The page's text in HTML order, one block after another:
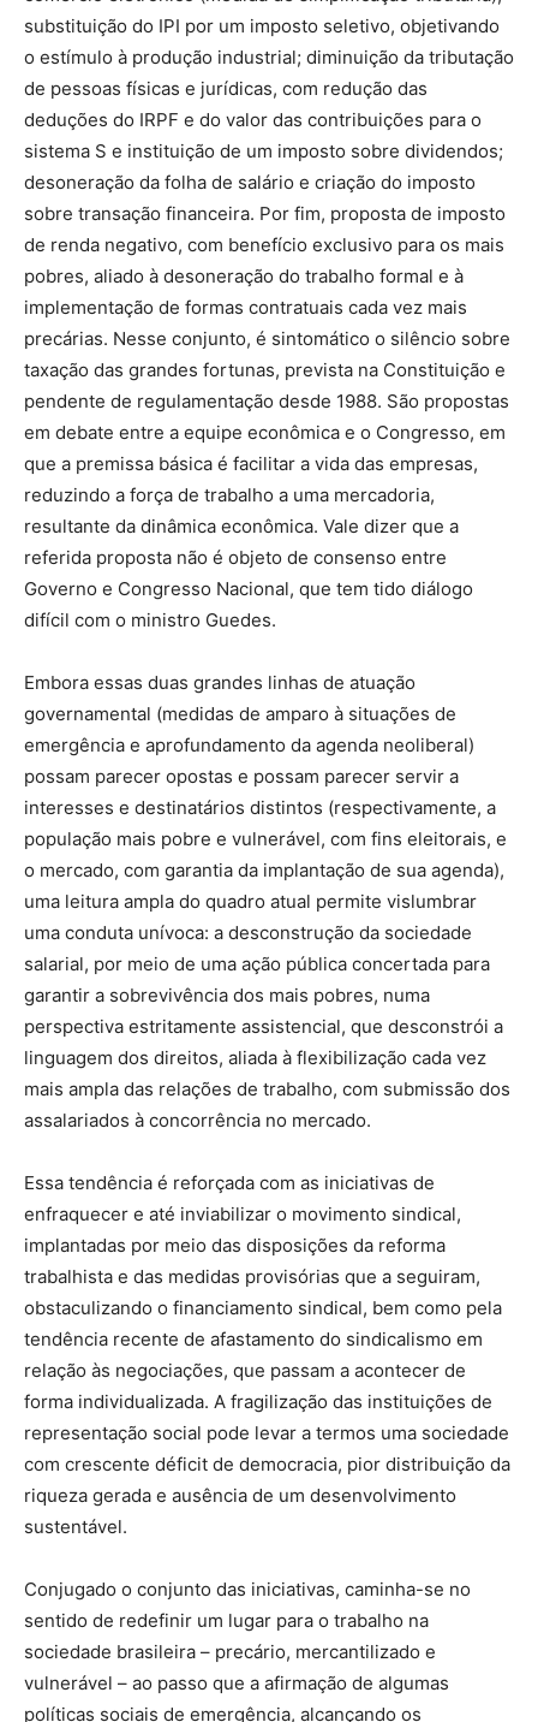
substituição do IPI por um imposto seletivo, objetivando
o estímulo à produção industrial; diminuição da tributação
de pessoas físicas e jurídicas, com redução das
deduções do IRPF e do valor das contribuições para o
sistema S e instituição de um imposto sobre dividendos;
desoneração da folha de salário e criação do imposto
sobre transação financeira. Por fim, proposta de imposto
de renda negativo, com benefício exclusivo para os mais
pobres, aliado à desoneração do trabalho formal e à
implementação de formas contratuais cada vez mais
precárias. Nesse conjunto, é sintomático o silêncio sobre
taxação das grandes fortunas, prevista na Constituição e
pendente de regulamentação desde 1988. São propostas
em debate entre a equipe econômica e o Congresso, em
que a premissa básica é facilitar a vida das empresas,
reduzindo a força de trabalho a uma mercadoria,
resultante da dinâmica econômica. Vale dizer que a
referida proposta não é objeto de consenso entre
Governo e Congresso Nacional, que tem tido diálogo
difícil com o ministro Guedes.
Embora essas duas grandes linhas de atuação
governamental (medidas de amparo à situações de
emergência e aprofundamento da agenda neoliberal)
possam parecer opostas e possam parecer servir a
interesses e destinatários distintos (respectivamente, a
população mais pobre e vulnerável, com fins eleitorais, e
o mercado, com garantia da implantação de sua agenda),
uma leitura ampla do quadro atual permite vislumbrar
uma conduta unívoca: a desconstrução da sociedade
salarial, por meio de uma ação pública concertada para
garantir a sobrevivência dos mais pobres, numa
perspectiva estritamente assistencial, que desconstrói a
linguagem dos direitos, aliada à flexibilização cada vez
mais ampla das relações de trabalho, com submissão dos
assalariados à concorrência no mercado.
Essa tendência é reforçada com as iniciativas de
enfraquecer e até inviabilizar o movimento sindical,
implantadas por meio das disposições da reforma
trabalhista e das medidas provisórias que a seguiram,
obstaculizando o financiamento sindical, bem como pela
tendência recente de afastamento do sindicalismo em
relação às negociações, que passam a acontecer de
forma individualizada. A fragilização das instituições de
representação social pode levar a termos uma sociedade
com crescente déficit de democracia, pior distribuição da
riqueza gerada e ausência de um desenvolvimento
sustentável.
Conjugado o conjunto das iniciativas, caminha-se no
sentido de redefinir um lugar para o trabalho na
sociedade brasileira – precário, mercantilizado e
vulnerável – ao passo que a afirmação de algumas
políticas sociais de emergência, alcançando os